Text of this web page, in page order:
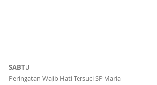
SABTU
Peringatan Wajib Hati Tersuci SP Maria